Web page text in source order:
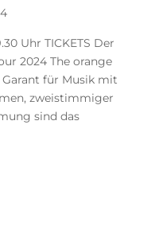
Uhr TICKETS Der
2024 The orange
Garant für Musik mit
zweistimmiger
sind das